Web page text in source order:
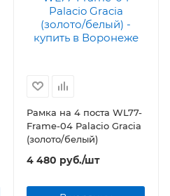
Рамка на 4 поста WL77-
Frame-04 Palacio Gracia
(золото/белый)
4 480 руб./шт